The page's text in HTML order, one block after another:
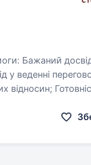
до